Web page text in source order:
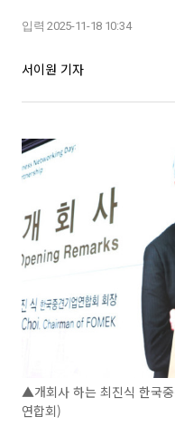
입력 2025-11-18 10:34
서이원 기자
▲개회사 하는 최진식 한국
연합회)